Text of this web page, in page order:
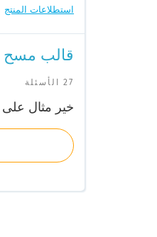
استطلاعات المنتج
قالب مسح
27 الأسئلة
خير مثال